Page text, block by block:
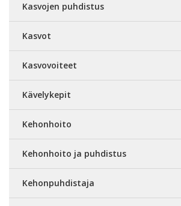
Kasvojen puhdistus
Kasvot
Kasvovoiteet
Kävelykepit
Kehonhoito
Kehonhoito ja puhdistus
Kehonpuhdistaja